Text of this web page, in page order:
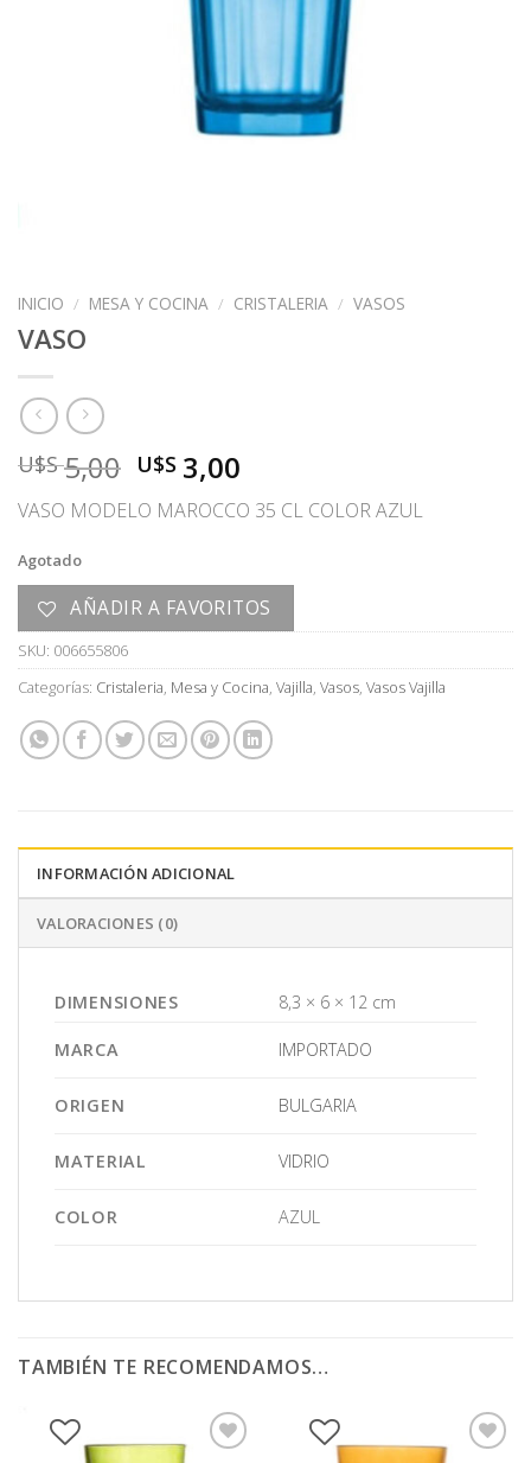
INICIO / MESA Y COCINA / CRISTALERIA / VASOS
VASO
U$S5,00 El
precio
original
U$S
5,00.
U$S 3,00
precio
actual
U$S
3,00.
VASO MODELO MAROCCO 35 CL COLOR AZUL
Agotado
AÑADIR A FAVORITOS
SKU: 006655806
Categorías: Cristaleria, Mesa y Cocina, Vajilla, Vasos, Vasos Vajilla
INFORMACIÓN ADICIONAL
VALORACIONES (0)
DIMENSIONES 8,3 × 6 × 12 cm
MARCA IMPORTADO
ORIGEN BULGARIA
MATERIAL VIDRIO
COLOR AZUL
TAMBIÉN TE RECOMENDAMOS…